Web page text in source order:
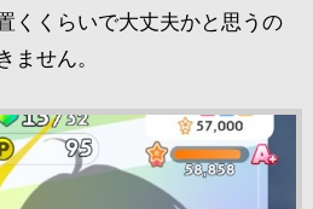
くくらいで大丈夫かと思うの
ません。